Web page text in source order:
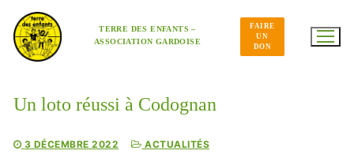
contenu
TERRE DES ENFANTS –
ASSOCIATION GARDOISE
FAIRE
UN
DON
Un loto réussi à Codognan
3 DÉCEMBRE 2022 ACTUALITÉS